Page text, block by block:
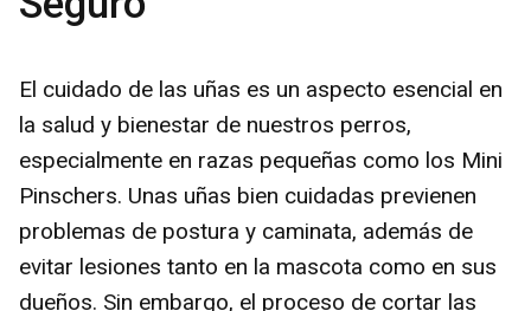
El cuidado de las uñas es un aspecto esencial en
la salud y bienestar de nuestros perros,
especialmente en razas pequeñas como los Mini
Pinschers. Unas uñas bien cuidadas previenen
problemas de postura y caminata, además de
evitar lesiones tanto en la mascota como en sus
dueños. Sin embargo, el proceso de cortar las